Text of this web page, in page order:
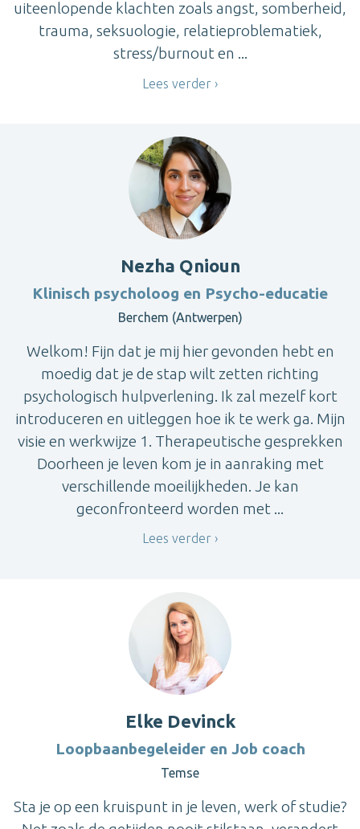
uiteenlopende klachten zoals angst, somberheid,
trauma, seksuologie, relatieproblematiek,
stress/burnout en ...
Lees verder
Nezha Qnioun
Klinisch psycholoog en Psycho-educatie
Berchem (Antwerpen)
Welkom! Fijn dat je mij hier gevonden hebt en
moedig dat je de stap wilt zetten richting
psychologisch hulpverlening. Ik zal mezelf kort
introduceren en uitleggen hoe ik te werk ga. Mijn
visie en werkwijze 1. Therapeutische gesprekken
Doorheen je leven kom je in aanraking met
verschillende moeilijkheden. Je kan
geconfronteerd worden met ...
Lees verder
Elke Devinck
Loopbaanbegeleider en Job coach
Temse
Sta je op een kruispunt in je leven, werk of studie?